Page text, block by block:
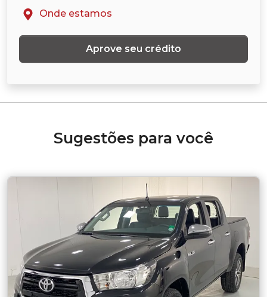
Onde estamos
Aprove seu crédito
Sugestões para você